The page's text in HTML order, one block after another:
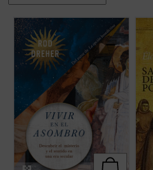
Rod Dreher narra cómo Occidente fue
perdiendo su capacidad de asombrarse,
cómo se «desencantó», y muestra, con
ejemplos concretos y profundamente
humanos, que ese encantamiento no ha
desaparecido: simplemente hemos
olvidado el sentido de la ...
(ver ficha)
Esta